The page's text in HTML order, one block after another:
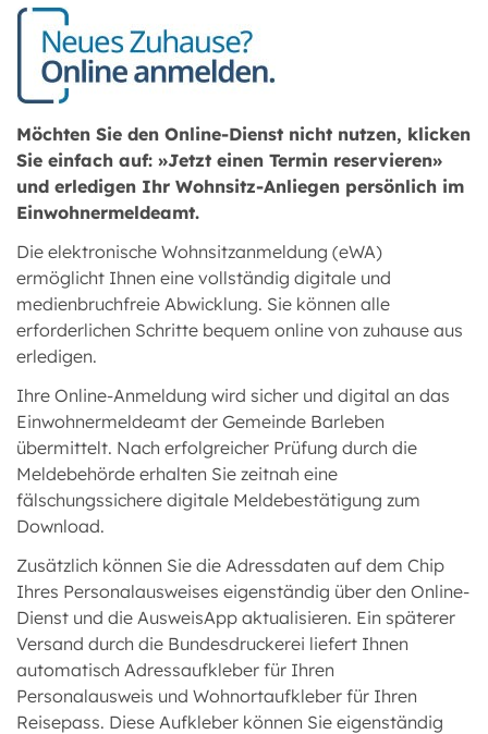
Möchten Sie den Online-Dienst nicht nutzen, klicken
Sie einfach auf: »Jetzt einen Termin reservieren»
und erledigen Ihr Wohnsitz-Anliegen persönlich im
Einwohnermeldeamt.
Die elektronische Wohnsitzanmeldung (eWA)
ermöglicht Ihnen eine vollständig digitale und
medienbruchfreie Abwicklung. Sie können alle
erforderlichen Schritte bequem online von zuhause aus
erledigen.
Ihre Online-Anmeldung wird sicher und digital an das
Einwohnermeldeamt der Gemeinde Barleben
übermittelt. Nach erfolgreicher Prüfung durch die
Meldebehörde erhalten Sie zeitnah eine
fälschungssichere digitale Meldebestätigung zum
Download.
Zusätzlich können Sie die Adressdaten auf dem Chip
Ihres Personalausweises eigenständig über den Online-
Dienst und die AusweisApp aktualisieren. Ein späterer
Versand durch die Bundesdruckerei liefert Ihnen
automatisch Adressaufkleber für Ihren
Personalausweis und Wohnortaufkleber für Ihren
Reisepass. Diese Aufkleber können Sie eigenständig